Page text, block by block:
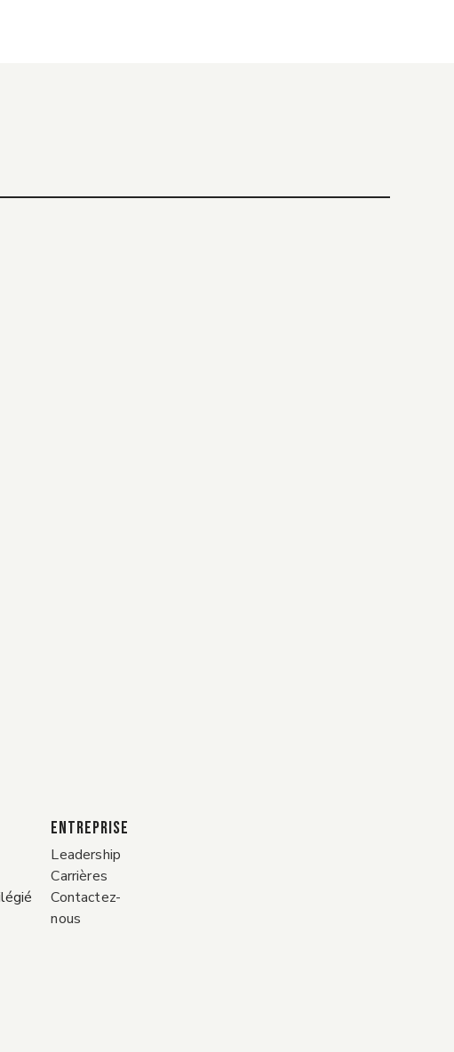
ENTREPRISE
Leadership
Carrières
Contactez-
nous